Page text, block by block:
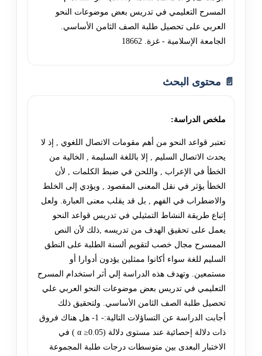
المسرح التعليمي في تدريس بعض موضوعات النحو
العربي على تحصيل طلبة الصف الثامن الأساسي.
الجامعة الإسلامية - غزة. 18662
📄 محتوى البحث
ملخص الدراسة:
تعتبر قواعد النحو من أهم مقومات الاتصال اللغوي , إذ لا
يحدث الاتصال السليم , إلا باللغة السليمة , الخالية من
الخطأ في الإعراب , واللحن في ضبط الكلمات , لأن
الخطأ يؤثر في نقل المعنى المقصود , ويؤدي إلى الخلط
والاضطراب في الفهم , بل قد يقلب معنى العبارة. ولعل
إتباع طريقة النشاط التمثيلي في تدريس قواعد النحو
يعمل على تحقيق الهدف من تدريسه ,ذلك لأن النص
الممسرح مجال خصب لتقويم ألسنة الطلبة على النطق
السليم للغة سواء أكانوا ممثلين يؤدون أدوارا أو
مستمعين. وتهدف هذه الدراسة إلي أثر استخدام المسرح
التعليمي في تدريس بعض موضوعات النحو العربي علي
تحصيل طلبة الصف الثامن الأساسي. ولتحقيق ذلك
أجابت الدراسة عن التساؤلات التالية:- 1- هل هناك فروق
ذات دلالة إحصائية عند مستوى دلالة (α ≥0.05 ) في
الاختبار البعدى بين متوسطات درجات طلبة المجموعة